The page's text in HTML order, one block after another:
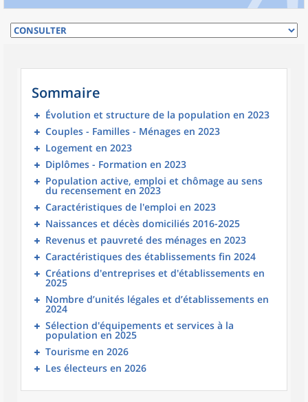
Sommaire
Évolution et structure de la population en 2023
Couples - Familles - Ménages en 2023
Logement en 2023
Diplômes - Formation en 2023
Population active, emploi et chômage au sens
du recensement en 2023
Caractéristiques de l'emploi en 2023
Naissances et décès domiciliés 2016-2025
Revenus et pauvreté des ménages en 2023
Caractéristiques des établissements fin 2024
Créations d'entreprises et d'établissements en
2025
Nombre d’unités légales et d’établissements en
2024
Sélection d'équipements et services à la
population en 2025
Tourisme en 2026
Les électeurs en 2026